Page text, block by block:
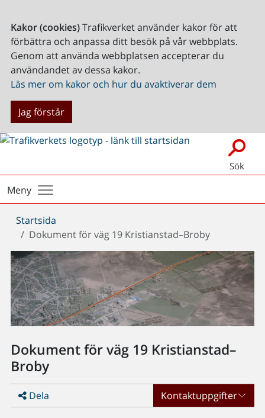
Kakor (cookies)Trafikverket använder kakor för att
förbättra och anpassa ditt besök på vår webbplats.
Genom att använda webbplatsen accepterar du
användandet av dessa kakor.
Läs mer om kakor och hur du avaktiverar dem
Jag förstår
Sök
Meny
Du
är
här:
Startsida
Dokument för väg 19 Kristianstad–Broby
Dokument för väg 19 Kristianstad–
Broby
Dela Kontaktuppgifter